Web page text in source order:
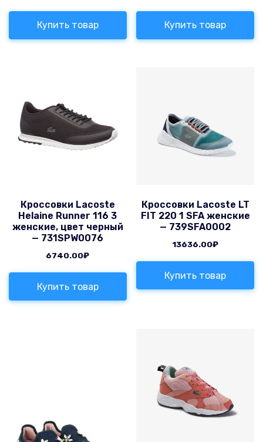
Купить товар Купить товар
Кроссовки Lacoste
Helaine Runner 116 3
женские, цвет черный
— 731SPW0076
6740.00₽
Купить товар
Кроссовки Lacoste LT
FIT 220 1 SFA женские
— 739SFA0002
13636.00₽
Купить товар